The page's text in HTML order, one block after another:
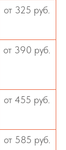
от 325 руб.
от 390 руб.
от 455 руб.
от 585 руб.